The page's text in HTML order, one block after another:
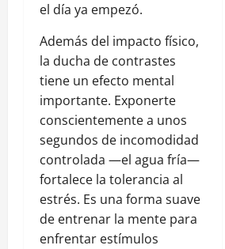
el día ya empezó.
Además del impacto físico,
la ducha de contrastes
tiene un efecto mental
importante. Exponerte
conscientemente a unos
segundos de incomodidad
controlada —el agua fría—
fortalece la tolerancia al
estrés. Es una forma suave
de entrenar la mente para
enfrentar estímulos